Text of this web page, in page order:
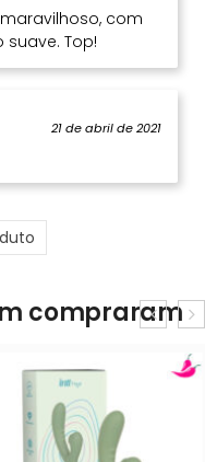
com
Top!
21 de abril de 2021
compraram